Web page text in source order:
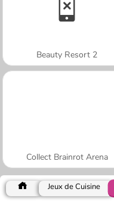
Beauty Resort 2
Collect Brainrot Arena
Jeux de Cuisine